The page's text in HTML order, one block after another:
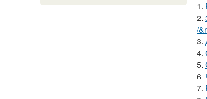
1.
2.
/
3.
4.
5.
6.
7.